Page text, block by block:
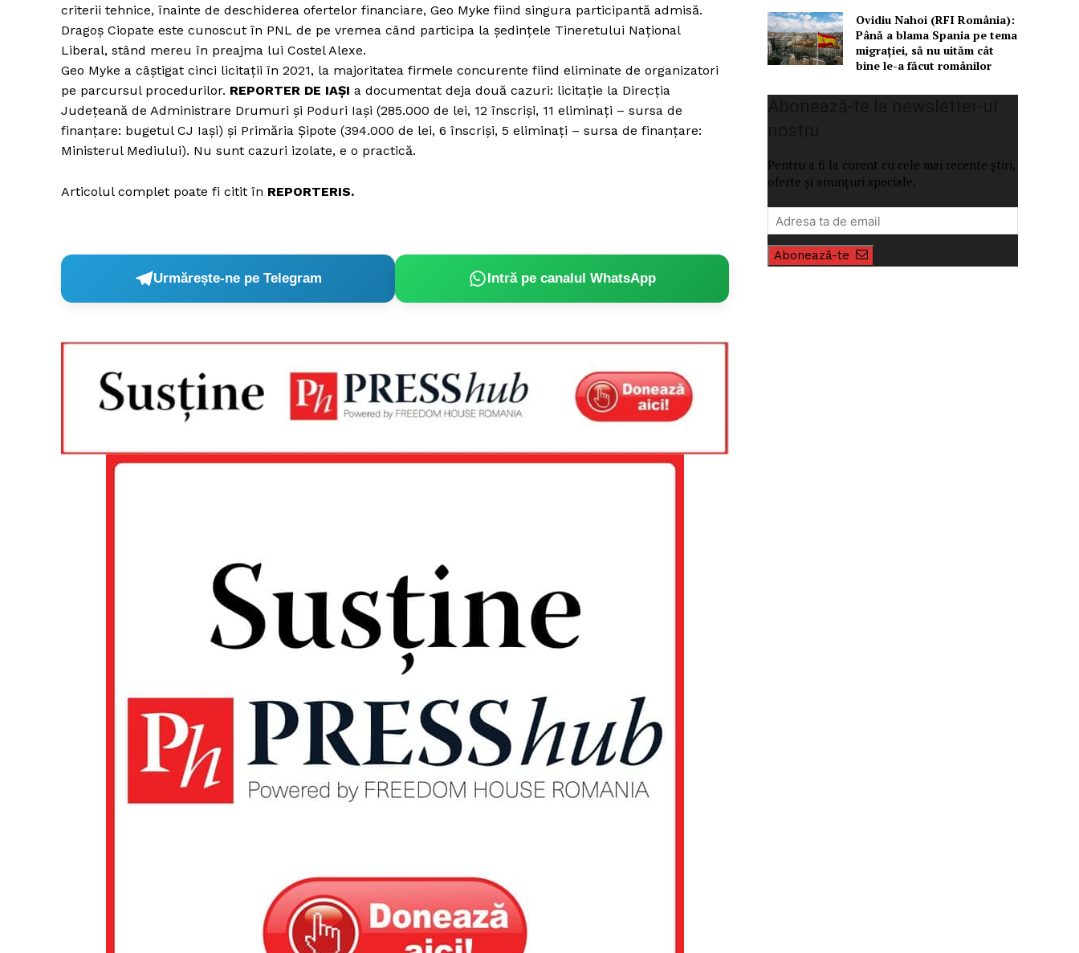
criterii tehnice, înainte de deschiderea ofertelor financiare, Geo Myke fiind singura participantă admisă.
Dragoș Ciopate este cunoscut în PNL de pe vremea când participa la ședințele Tineretului Național
Liberal, stând mereu în preajma lui Costel Alexe.
Geo Myke a câștigat cinci licitații în 2021, la majoritatea firmele concurente fiind eliminate de organizatori
pe parcursul procedurilor. REPORTER DE IAȘI a documentat deja două cazuri: licitație la Direcția
Județeană de Administrare Drumuri și Poduri Iași (285.000 de lei, 12 înscriși, 11 eliminați – sursa de
finanțare: bugetul CJ Iași) și Primăria Șipote (394.000 de lei, 6 înscriși, 5 eliminați – sursa de finanțare:
Ministerul Mediului). Nu sunt cazuri izolate, e o practică.
Articolul complet poate fi citit în REPORTERIS.
Urmărește-ne pe Telegram Intră pe canalul WhatsApp
Ovidiu Nahoi (RFI România):
Până a blama Spania pe tema
migrației, să nu uităm cât
bine le-a făcut românilor
Pentru a fi la curent cu cele mai recente știri,
oferte și anunțuri speciale.
Abonează-te